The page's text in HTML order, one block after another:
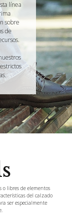
línea
sobre
de
o libres de elementos
del calzado
ser especialmente